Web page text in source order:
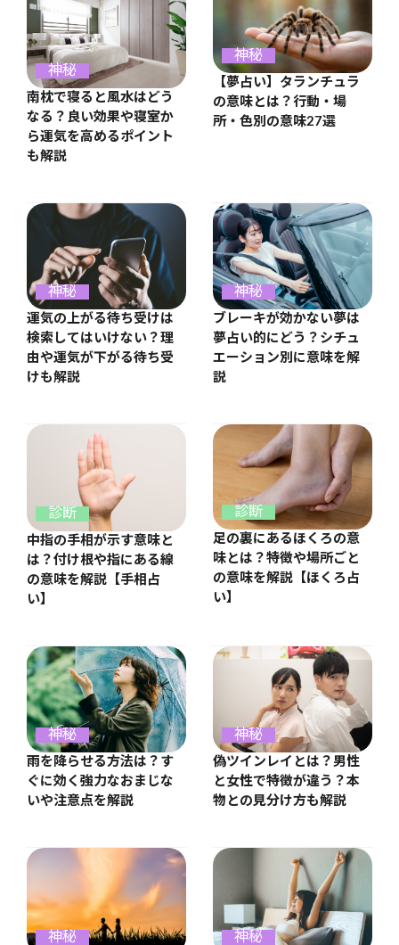
神秘
南枕で寝ると風水はどう
なる？良い効果や寝室か
ら運気を高めるポイント
も解説
神秘
【夢占い】タランチュラ
の意味とは？行動・場
所・色別の意味27選
神秘
運気の上がる待ち受けは
検索してはいけない？理
由や運気が下がる待ち受
けも解説
神秘
ブレーキが効かない夢は
夢占い的にどう？シチュ
エーション別に意味を解
説
診断
中指の手相が示す意味と
は？付け根や指にある線
の意味を解説【手相占
い】
診断
足の裏にあるほくろの意
味とは？特徴や場所ごと
の意味を解説【ほくろ占
い】
神秘
雨を降らせる方法は？す
ぐに効く強力なおまじな
いや注意点を解説
神秘
偽ツインレイとは？男性
と女性で特徴が違う？本
物との見分け方も解説
神秘 神秘